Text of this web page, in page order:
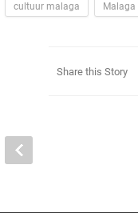
cultuur malaga Malaga
Share this Story